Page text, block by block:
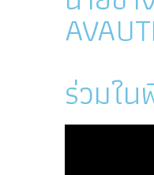
ร่วมใ